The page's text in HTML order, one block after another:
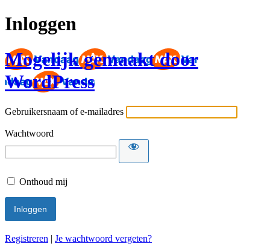
Inloggen
Mogelijk gemaakt door
WordPress
Gebruikersnaam of e-mailadres
Wachtwoord
Onthoud mij
Registreren | Je wachtwoord vergeten?